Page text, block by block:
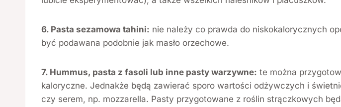
6. Pasta sezamowa tahini: nie należy co prawda do niskokalorycznych
być podawana podobnie jak masło orzechowe.
7. Hummus, pasta z fasoli lub inne pasty warzywne: te można
kaloryczne. Jednakże będą zawierać sporo wartości odżywczych i
czy serem, np. mozzarella. Pasty przygotowane z roślin strączkowych